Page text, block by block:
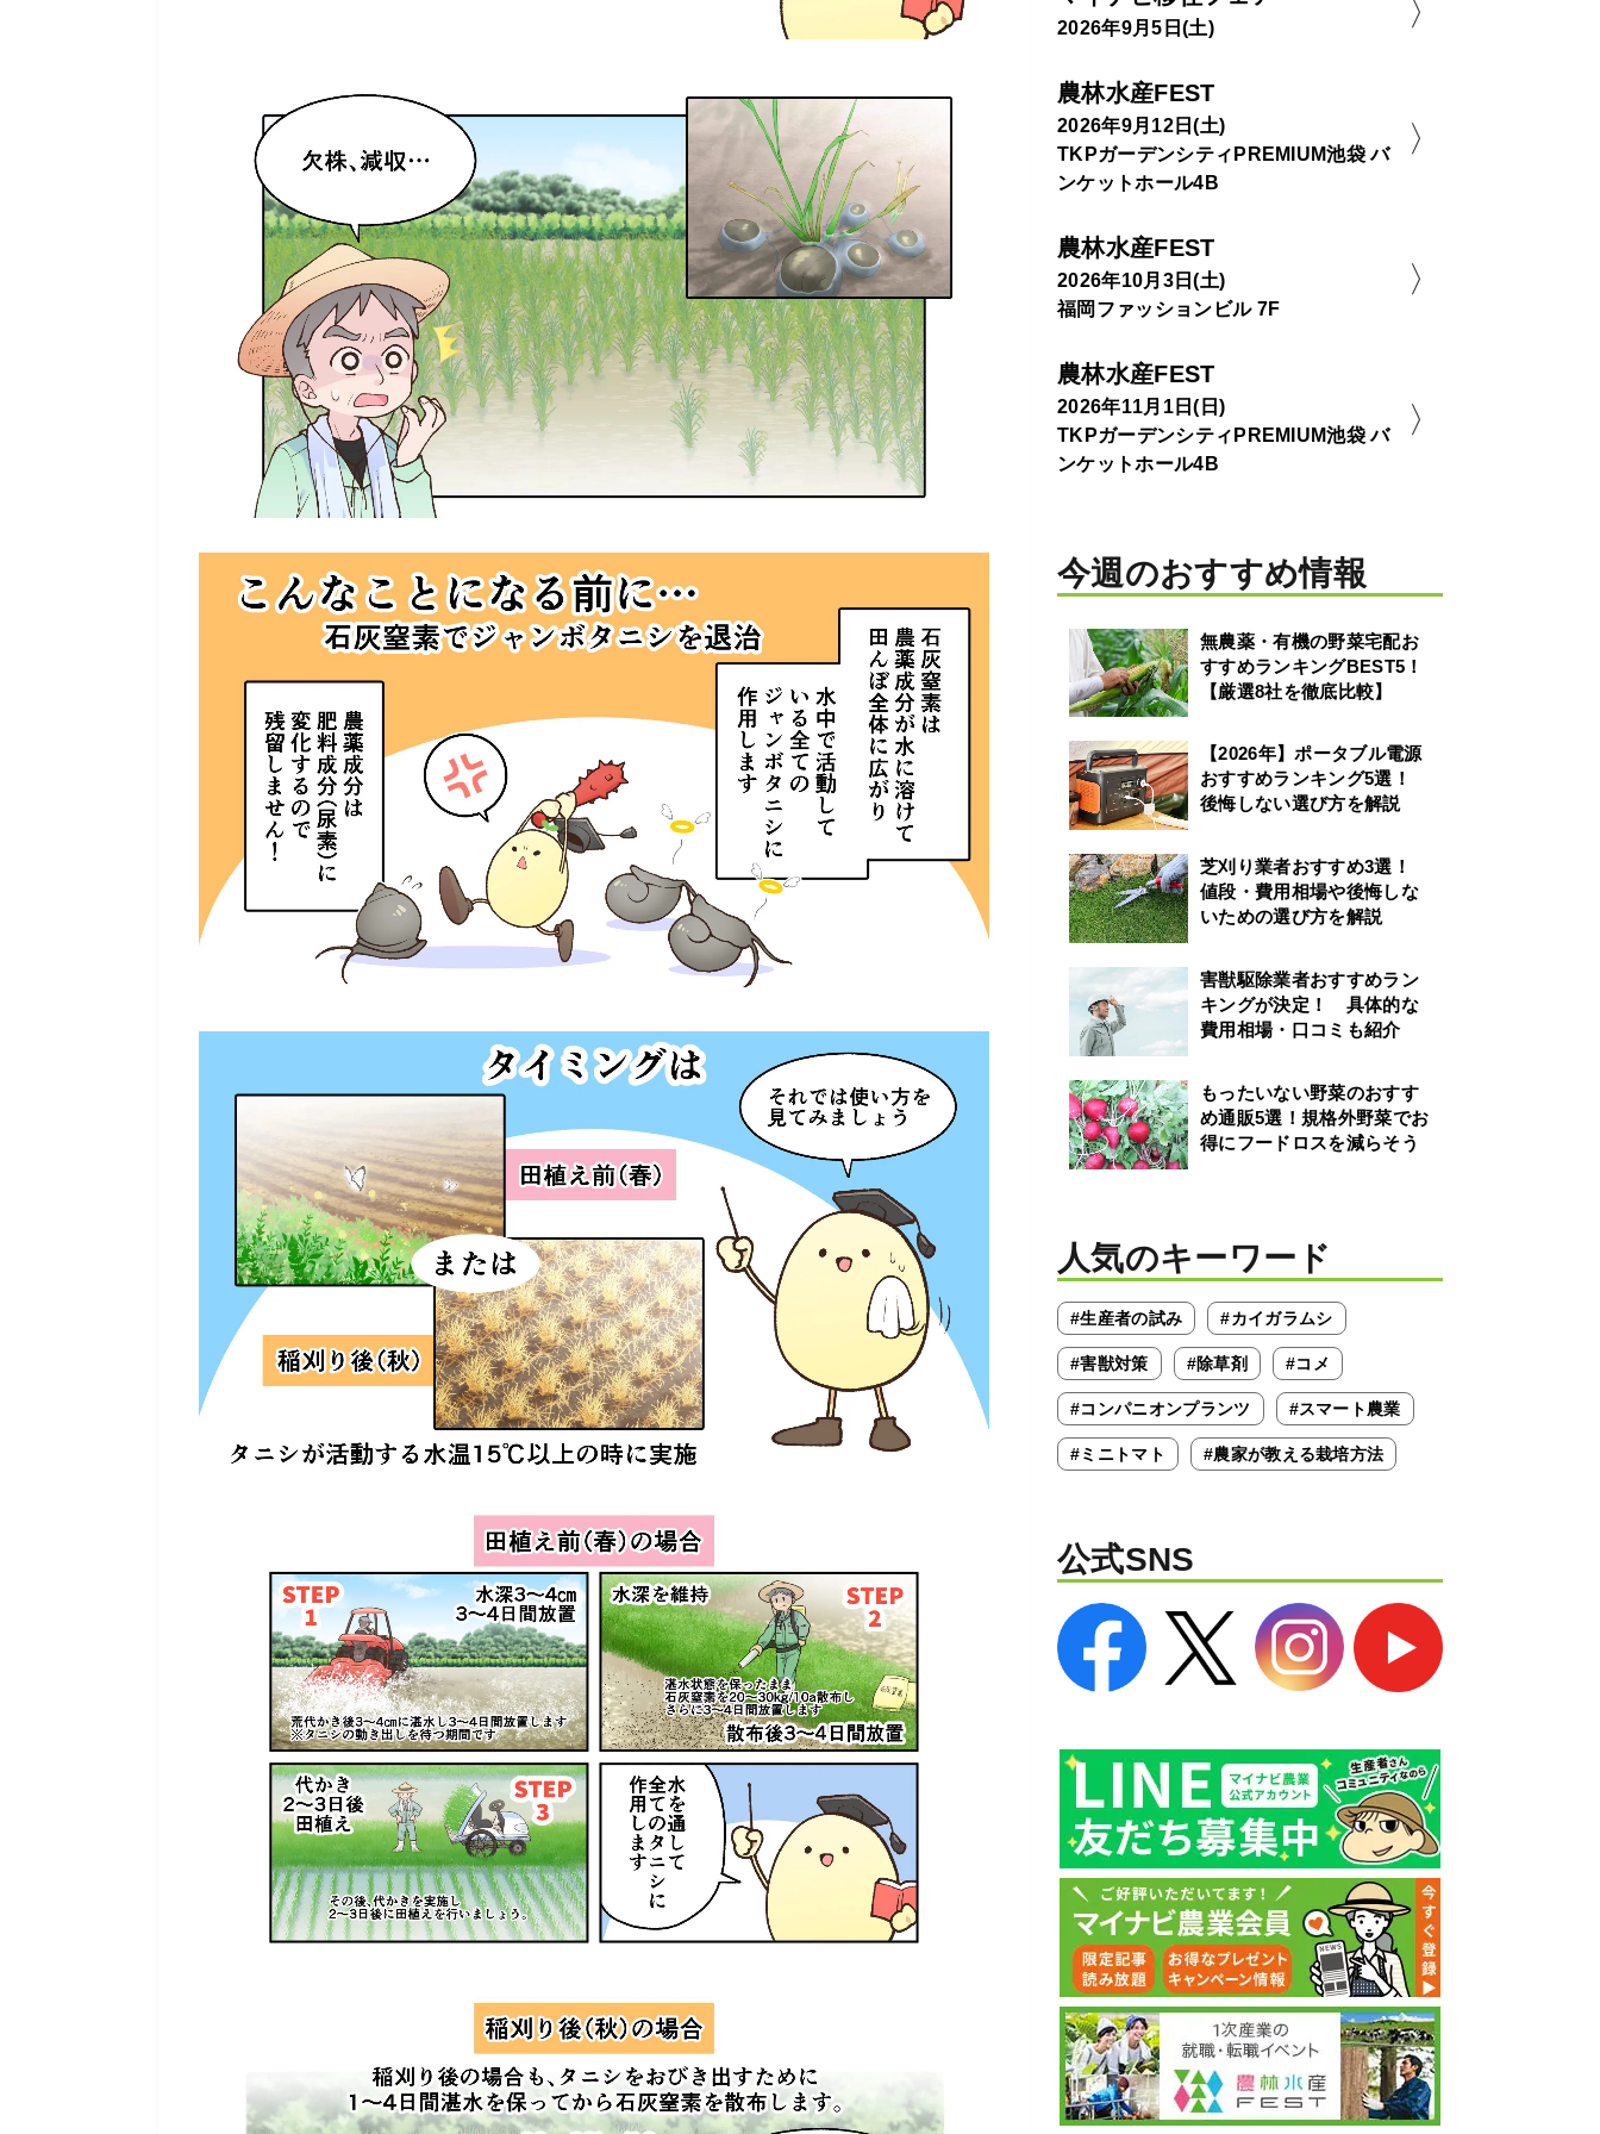
2026年9月5日(土)
農林水産FEST
2026年9月12日(土)
TKPガーデンシティPREMIUM池袋 バ
ンケットホール4B
農林水産FEST
2026年10月3日(土)
福岡ファッションビル 7F
農林水産FEST
2026年11月1日(日)
TKPガーデンシティPREMIUM池袋 バ
ンケットホール4B
今週のおすすめ情報
無農薬・有機の野菜宅配お
すすめランキングBEST5！
【厳選8社を徹底比較】
【2026年】ポータブル電源
おすすめランキング5選！
後悔しない選び方を解説
芝刈り業者おすすめ3選！
値段・費用相場や後悔しな
いための選び方を解説
害獣駆除業者おすすめラン
キングが決定！ 具体的な
費用相場・口コミも紹介
もったいない野菜のおすす
め通販5選！規格外野菜でお
得にフードロスを減らそう
人気のキーワード
#生産者の試み #カイガラムシ
#害獣対策 #除草剤 #コメ
#コンパニオンプランツ #スマート農業
#ミニトマト #農家が教える栽培方法
公式SNS